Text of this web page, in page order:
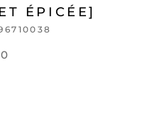
ÉPICÉE]